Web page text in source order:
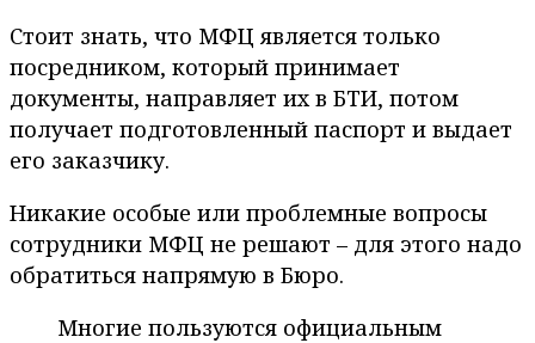
Стоит знать, что МФЦ является только
посредником, который принимает
документы, направляет их в БТИ, потом
получает подготовленный паспорт и выдает
его заказчику.
Никакие особые или проблемные вопросы
сотрудники МФЦ не решают – для этого надо
обратиться напрямую в Бюро.
Многие пользуются официальным